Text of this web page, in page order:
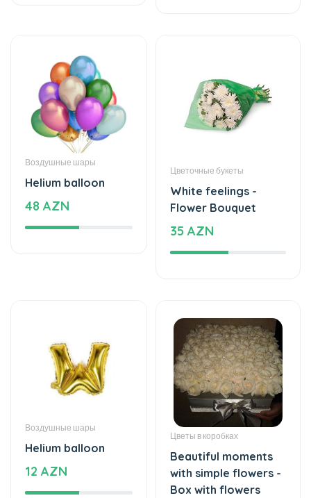
Воздушные шары
Helium balloon
48 AZN
Цветочные букеты
White feelings -
Flower Bouquet
35 AZN
Воздушные шары
Helium balloon
12 AZN
Цветы в коробках
Beautiful moments
with simple flowers -
Box with flowers